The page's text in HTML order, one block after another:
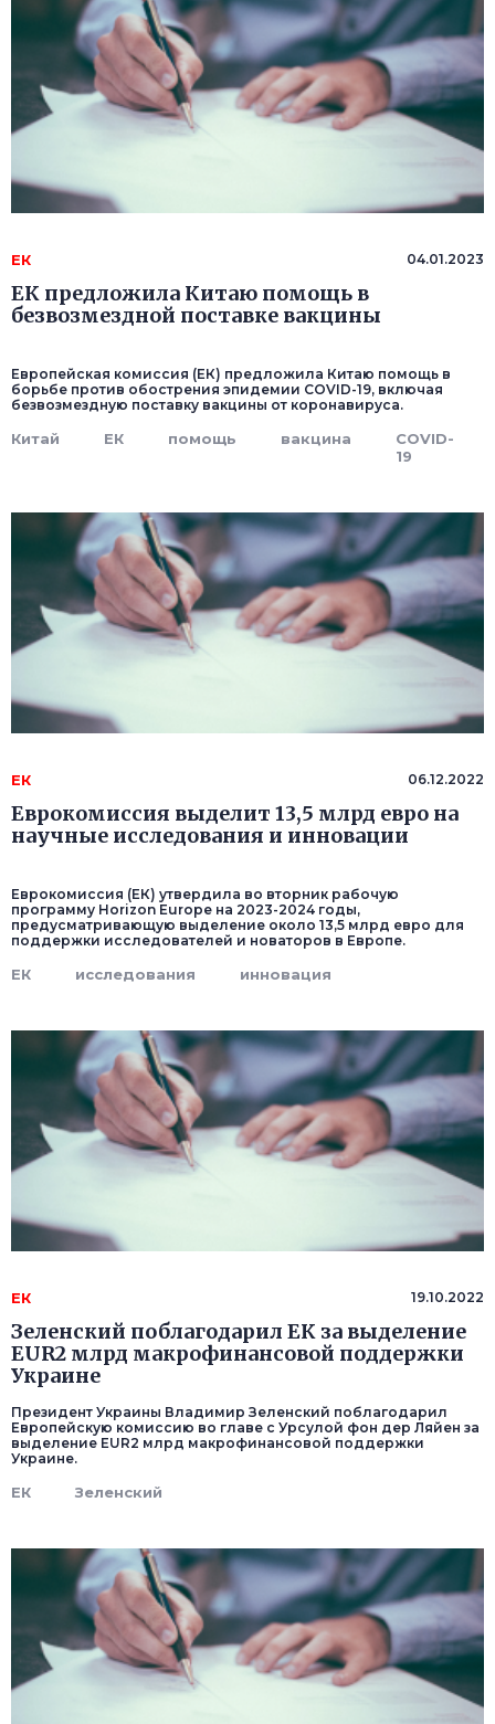
ЕК 04.01.2023
ЕК предложила Китаю помощь в
безвозмездной поставке вакцины
Европейская комиссия (ЕК) предложила Китаю помощь в
борьбе против обострения эпидемии COVID-19, включая
безвозмездную поставку вакцины от коронавируса.
Китай ЕК помощь вакцина
COVID-
19
ЕК 06.12.2022
Еврокомиссия выделит 13,5 млрд евро на
научные исследования и инновации
Еврокомиссия (ЕК) утвердила во вторник рабочую
программу Horizon Europe на 2023-2024 годы,
предусматривающую выделение около 13,5 млрд евро для
поддержки исследователей и новаторов в Европе.
ЕК исследования инновация
ЕК 19.10.2022
Зеленский поблагодарил ЕК за выделение
EUR2 млрд макрофинансовой поддержки
Украине
Президент Украины Владимир Зеленский поблагодарил
Европейскую комиссию во главе с Урсулой фон дер Ляйен за
выделение EUR2 млрд макрофинансовой поддержки
Украине.
ЕК Зеленский